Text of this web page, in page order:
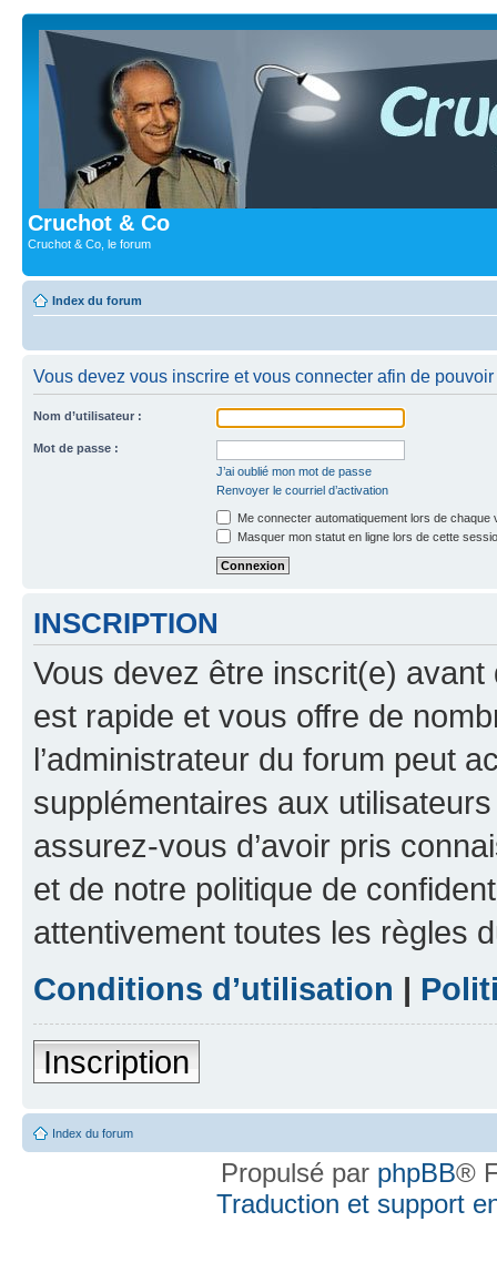
Cruchot & Co
Cruchot & Co, le forum
Index du forum
Vous devez vous inscrire et vous connecter afin de
Nom d’utilisateur :
Mot de passe :
J’ai oublié mon mot de passe
Renvoyer le courriel d’activation
Me connecter automatiquement lors de chaque
Masquer mon statut en ligne lors de cette
INSCRIPTION
Vous devez être inscrit(e) avant
est rapide et vous offre de
l’administrateur du forum peut
supplémentaires aux
assurez-vous d’avoir pris
et de notre politique de
attentivement toutes les règles
Conditions d’utilisation |
Inscription
Index du forum
Propulsé par phpBB®
Traduction et support